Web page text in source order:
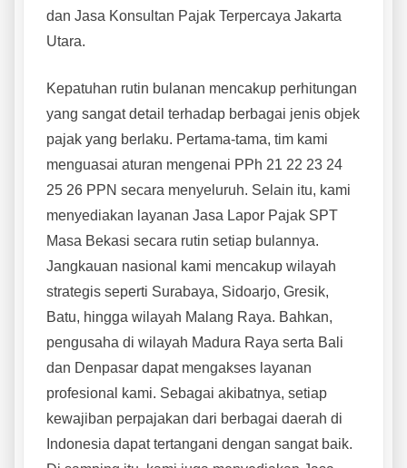
dan Jasa Konsultan Pajak Terpercaya Jakarta
Utara.
Kepatuhan rutin bulanan mencakup perhitungan
yang sangat detail terhadap berbagai jenis objek
pajak yang berlaku. Pertama-tama, tim kami
menguasai aturan mengenai PPh 21 22 23 24
25 26 PPN secara menyeluruh. Selain itu, kami
menyediakan layanan Jasa Lapor Pajak SPT
Masa Bekasi secara rutin setiap bulannya.
Jangkauan nasional kami mencakup wilayah
strategis seperti Surabaya, Sidoarjo, Gresik,
Batu, hingga wilayah Malang Raya. Bahkan,
pengusaha di wilayah Madura Raya serta Bali
dan Denpasar dapat mengakses layanan
profesional kami. Sebagai akibatnya, setiap
kewajiban perpajakan dari berbagai daerah di
Indonesia dapat tertangani dengan sangat baik.